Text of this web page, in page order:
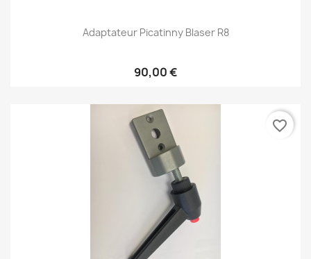
Adaptateur Picatinny Blaser R8
90,00 €
favorite_border